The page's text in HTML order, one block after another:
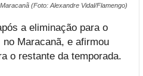
(Foto: Alexandre Vidal/Flamengo)
a eliminação para o
Maracanã, e afirmou
o restante da temporada.